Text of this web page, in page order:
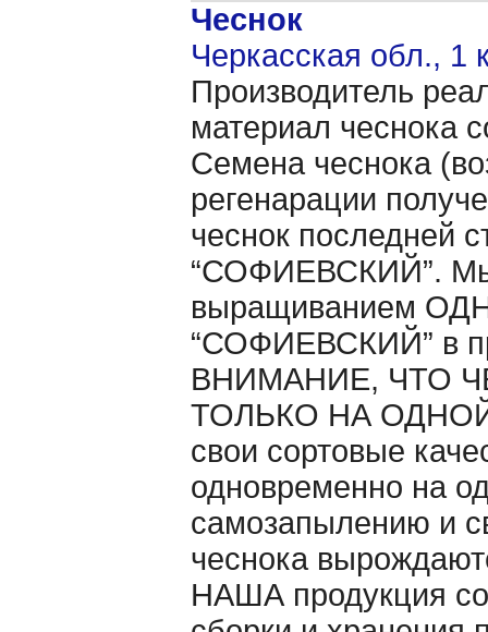
Чеснок
Черкасская обл., 1
Производитель
материал чеснока
Семена чеснока
регенарации
чеснок последней
“СОФИЕВСКИЙ”. Мы
выращиванием
“СОФИЕВСКИЙ” в
ВНИМАНИЕ, ЧТО
ТОЛЬКО НА ОДНОЙ
свои сортовые
одновременно на
самозапылению и
чеснока
НАША продукция